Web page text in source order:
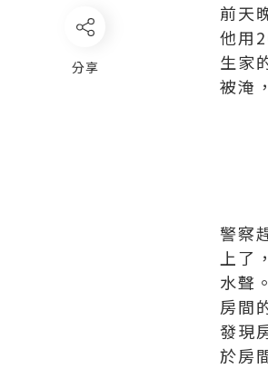
前天
他用
生家
被淹
警察
上了
水聲
房間
發現
於房
分享